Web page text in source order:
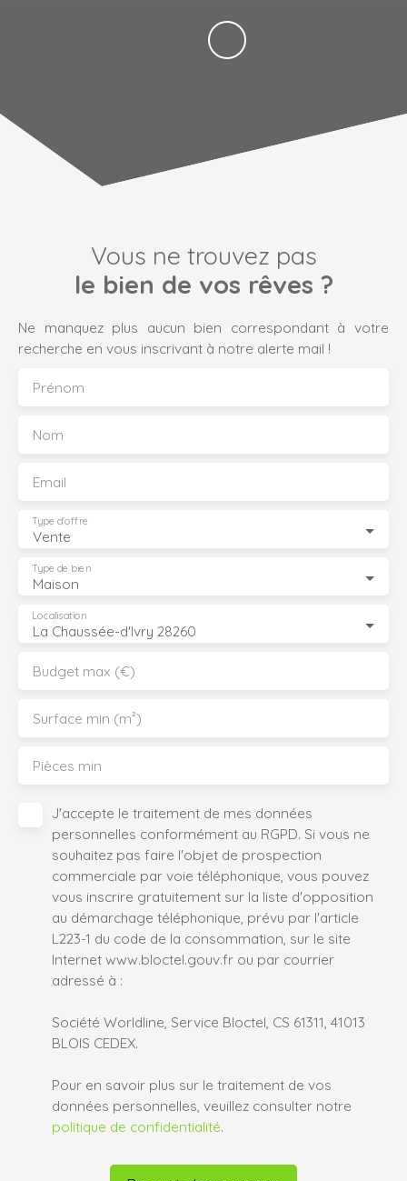
Vous ne trouvez pas
le bien de vos rêves ?
Ne manquez plus aucun bien correspondant à votre
recherche en vous inscrivant à notre alerte mail !
Prénom
Nom
Email
Vente
Type d'offre
Maison
Type de bien
La Chaussée-d'Ivry 28260
Localisation
Budget max (€)
Surface min (m²)
Pièces min
J'accepte le traitement de mes données
personnelles conformément au RGPD. Si vous ne
souhaitez pas faire l'objet de prospection
commerciale par voie téléphonique, vous pouvez
vous inscrire gratuitement sur la liste d'opposition
au démarchage téléphonique, prévu par l'article
L223-1 du code de la consommation, sur le site
Internet www.bloctel.gouv.fr ou par courrier
adressé à :
Société Worldline, Service Bloctel, CS 61311, 41013
BLOIS CEDEX.
Pour en savoir plus sur le traitement de vos
données personnelles, veuillez consulter notre
politique de confidentialité.